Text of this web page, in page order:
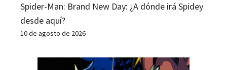
Spider-Man: Brand New Day: ¿A dónde irá Spidey
desde aquí?
10 de agosto de 2026